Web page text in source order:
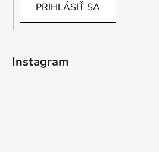
PRIHLÁSIŤ SA
Instagram